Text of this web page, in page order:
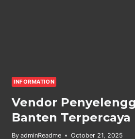
INFORMATION
Vendor
Banten Terpercaya
By adminReadme October 21, 2025